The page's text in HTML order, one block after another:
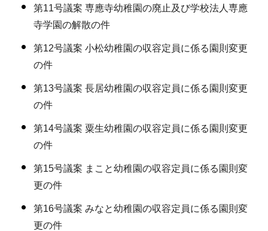
第11号議案 専應寺幼稚園の廃止及び学校法人専應
寺学園の解散の件
第12号議案 小松幼稚園の収容定員に係る園則変更
の件
第13号議案 長居幼稚園の収容定員に係る園則変更
の件
第14号議案 粟生幼稚園の収容定員に係る園則変更
の件
第15号議案 まこと幼稚園の収容定員に係る園則変
更の件
第16号議案 みなと幼稚園の収容定員に係る園則変
更の件